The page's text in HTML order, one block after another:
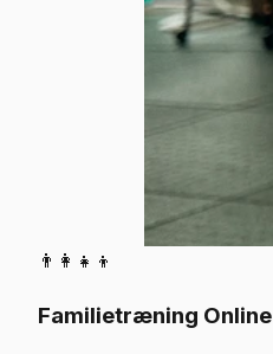
👨‍👩‍👧‍👦
Familietræning Online